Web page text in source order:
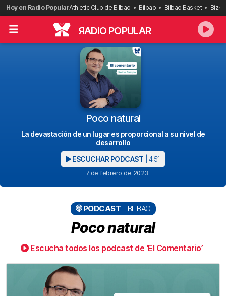
Saltar
al
contenido
Hoy en Radio PopularAthletic Club de Bilbao Bilbao Bilbao Basket
RADIO POPULAR
Poco natural
La devastación de un lugar es proporcional a su nivel de
desarrollo
ESCUCHAR PODCAST | 4:51
7 de febrero de 2023
PODCAST BILBAO
Poco natural
Escucha todos los podcast de ‘El Comentario’